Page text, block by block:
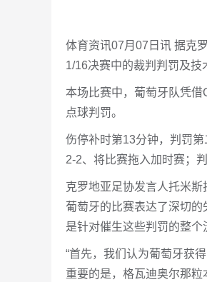
体育资讯07月07日讯 据克
1/16决赛中的裁判判罚及技
本场比赛中，葡萄牙队凭
点球判罚。
伤停补时第13分钟，判罚
2-2、将比赛拖入加时赛；
克罗地亚足协发言人托米斯
葡萄牙的比赛表达了深切
是针对催生这些判罚的整个
“首先，我们认为葡萄牙获
重要的是，格瓦迪奥尔那